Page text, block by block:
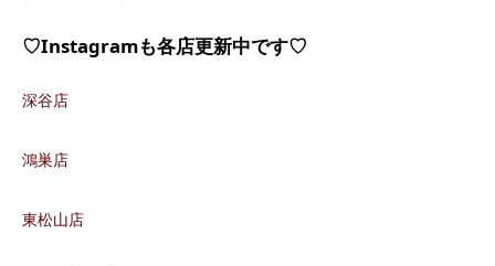
♡Instagramも各店更新中です♡
深谷店
鴻巣店
東松山店